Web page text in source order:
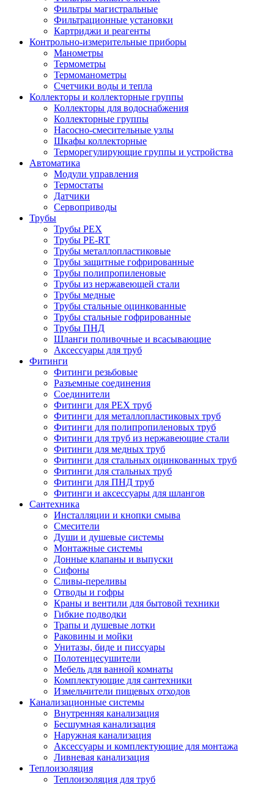
Фильтры магистральные
Фильтрационные установки
Картриджи и реагенты
Контрольно-измерительные приборы
Манометры
Термометры
Термоманометры
Счетчики воды и тепла
Коллекторы и коллекторные группы
Коллекторы для водоснабжения
Коллекторные группы
Насосно-смесительные узлы
Шкафы коллекторные
Терморегулирующие группы и устройства
Автоматика
Модули управления
Термостаты
Датчики
Сервоприводы
Трубы
Трубы PEX
Трубы PE-RT
Трубы металлопластиковые
Трубы защитные гофрированные
Трубы полипропиленовые
Трубы из нержавеющей стали
Трубы медные
Трубы стальные оцинкованные
Трубы стальные гофрированные
Трубы ПНД
Шланги поливочные и всасывающие
Аксессуары для труб
Фитинги
Фитинги резьбовые
Разъемные соединения
Соединители
Фитинги для PEX труб
Фитинги для металлопластиковых труб
Фитинги для полипропиленовых труб
Фитинги для труб из нержавеющие стали
Фитинги для медных труб
Фитинги для стальных оцинкованных труб
Фитинги для стальных труб
Фитинги для ПНД труб
Фитинги и аксессуары для шлангов
Сантехника
Инсталляции и кнопки смыва
Смесители
Души и душевые системы
Монтажные системы
Донные клапаны и выпуски
Сифоны
Сливы-переливы
Отводы и гофры
Краны и вентили для бытовой техники
Гибкие подводки
Трапы и душевые лотки
Раковины и мойки
Унитазы, биде и писсуары
Полотенцесушители
Мебель для ванной комнаты
Комплектующие для сантехники
Измельчители пищевых отходов
Канализационные системы
Внутренняя канализация
Бесшумная канализация
Наружная канализация
Аксессуары и комплектующие для монтажа
Ливневая канализация
Теплоизоляция
Теплоизоляция для труб